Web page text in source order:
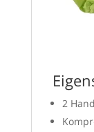
2